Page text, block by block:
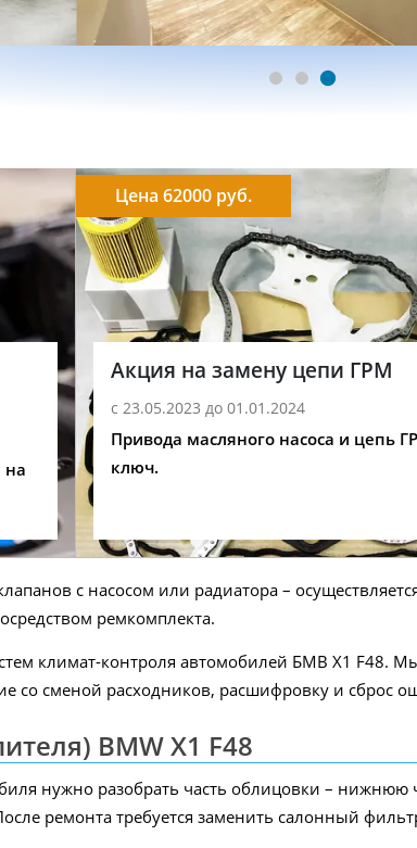
на
Акция на замену цепи ГРМ
с 23.05.2023 до 01.01.2024
Цена 62000 руб.
Привода масляного насоса и цепь
ключ.
с насосом или радиатора –
ремкомплекта.
климат-контроля автомобилей БМВ X1 F48.
со сменой расходников, расшифровку и сброс
BMW X1 F48
нужно разобрать часть облицовки –
ремонта требуется заменить салонный